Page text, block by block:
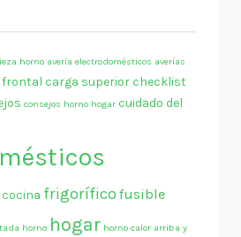
horno avería electrodomésticos averías
frontal carga superiorchecklist
consejos horno hogar cuidado del
frigorífico fusible
horno hogar horno calor arriba y